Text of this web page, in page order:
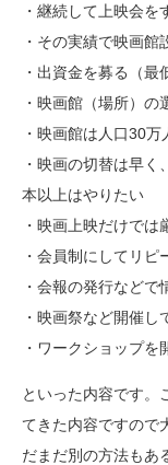
・継続して上映会
・その実績で映画
・出資金を募る（最
・映画館（場所）の
・映画館は人口30
・映画の切替は早
本以上はやりたい
・映画上映だけでは
・会員制にしてリピ
・会報の発行などで
・映画祭など開催し
・ワークショップ
といった内容です。
てきた内容ですので
だまだ別の方法もあ